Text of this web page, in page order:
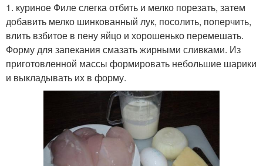
1. куриное Филе слегка отбить и мелко порезать, затем
добавить мелко шинкованный лук, посолить, поперчить,
влить взбитое в пену яйцо и хорошенько перемешать.
Форму для запекания смазать жирными сливками. Из
приготовленной массы формировать небольшие шарики
и выкладывать их в форму.